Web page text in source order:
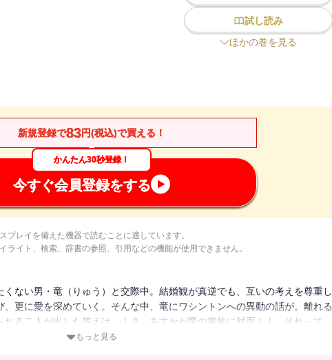
試し読み
ほかの巻を見る
新規登録で83円(税込)で買える！
かんたん30秒登録！
今すぐ会員登録をする
レイを備えた機器で読むことに適しています。
ライト、検索、辞書の参照、引用などの機能が使用できません。
ない男・竜（りゅう）と交際中。結婚観が真逆でも、互いの考えを尊重し
更に愛を深めていく。そんな中、竜にワシントンへの異動の話が。離れる
る二人が出した答えは…！？ あすかが竜の家族に対面！！ それって、
もっと見る